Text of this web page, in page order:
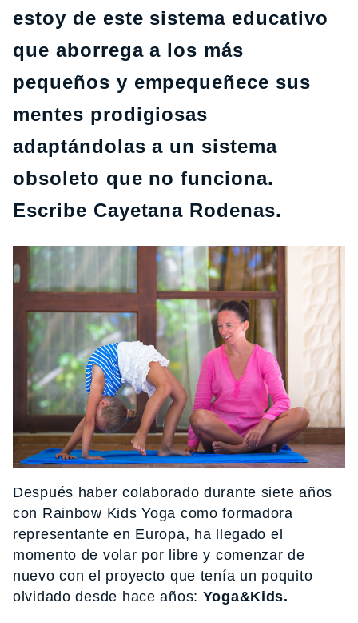
estoy de este sistema educativo
que aborrega a los más
pequeños y empequeñece sus
mentes prodigiosas
adaptándolas a un sistema
obsoleto que no funciona.
Escribe Cayetana Rodenas.
Después haber colaborado durante siete años
con Rainbow Kids Yoga como formadora
representante en Europa, ha llegado el
momento de volar por libre y comenzar de
nuevo con el proyecto que tenía un poquito
olvidado desde hace años: Yoga&Kids.